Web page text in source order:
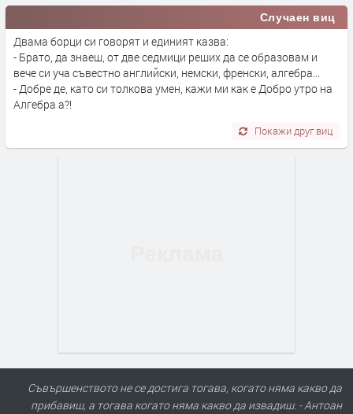
Случаен виц
Двама борци си говорят и единият казва:
- Брато, да знаеш, от две седмици реших да се образовам и
вече си уча съвестно английски, немски, френски, алгебра...
- Добре де, като си толкова умен, кажи ми как е Добро утро на
Алгебра а?!
Покажи друг виц
Съвършенството не се достига тогава, когато няма какво да
прибавиш, а тогава когато няма какво да извадиш. - Антоан